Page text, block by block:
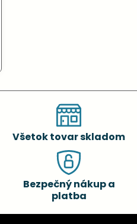
Všetok tovar skladom
Bezpečný nákup a
platba